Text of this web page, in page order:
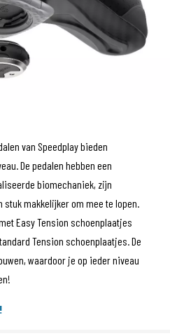
van Speedplay bieden
De pedalen hebben een
biomechaniek, zijn
stuk makkelijker om mee te lopen.
Easy Tension schoenplaatjes
Tension schoenplaatjes. De
waardoor je op ieder niveau